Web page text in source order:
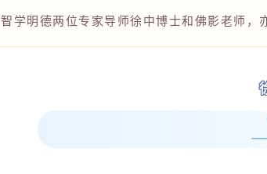
智学明德两位专家导师徐中博士和佛影老师，
——